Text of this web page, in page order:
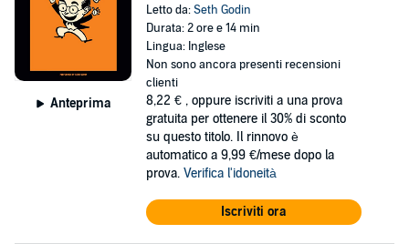
Anteprima
Letto da:Seth Godin
Durata: 2 ore e 14 min
Lingua: Inglese
Non sono ancora presenti recensioni
clienti
8,22 € , oppure iscriviti a una prova
gratuita per ottenere il 30% di sconto
su questo titolo. Il rinnovo è
automatico a 9,99 €/mese dopo la
prova. Verifica l'idoneità
Iscriviti ora